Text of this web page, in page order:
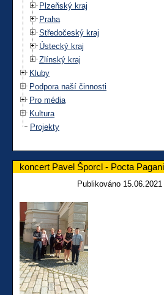
Plzeňský kraj
Praha
Středočeský kraj
Ústecký kraj
Zlínský kraj
Kluby
Podpora naší činnosti
Pro média
Kultura
Projekty
koncert Pavel Šporcl - Pocta
Publikováno